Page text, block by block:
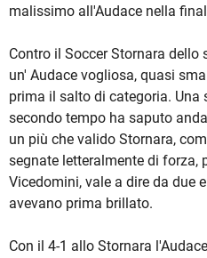
malissimo all'Audace nella
Contro il Soccer Stornara
un' Audace vogliosa, quasi
prima il salto di categoria. Una
secondo tempo ha saputo
un più che valido Stornara,
segnate letteralmente di forza,
Vicedomini, vale a dire da due
avevano prima brillato.
Con il 4-1 allo Stornara